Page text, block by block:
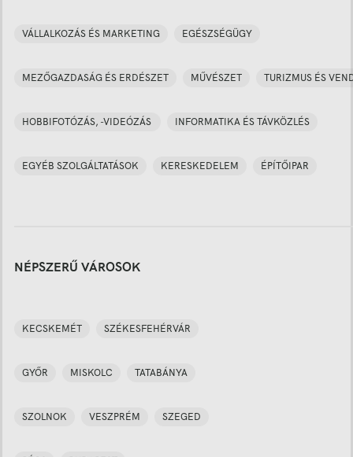
VÁLLALKOZÁS ÉS MARKETING EGÉSZSÉGÜGY
MEZŐGAZDASÁG ÉS ERDÉSZET MŰVÉSZET TURIZMUS ÉS
HOBBIFOTÓZÁS, -VIDEÓZÁS INFORMATIKA ÉS TÁVKÖZLÉS
EGYÉB SZOLGÁLTATÁSOK KERESKEDELEM ÉPÍTŐIPAR
NÉPSZERŰ VÁROSOK
KECSKEMÉT SZÉKESFEHÉRVÁR
GYŐR MISKOLC TATABÁNYA
SZOLNOK VESZPRÉM SZEGED